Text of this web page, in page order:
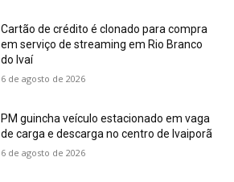
Cartão de crédito é clonado para compra
em serviço de streaming em Rio Branco
do Ivaí
6 de agosto de 2026
PM guincha veículo estacionado em vaga
de carga e descarga no centro de Ivaiporã
6 de agosto de 2026